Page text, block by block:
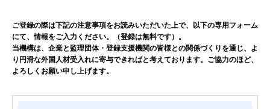
ご登録の際は下記の注意事項をお読みいただいた上で、以下の専用フォーム
にて、情報をご入力ください。（登録は無料です）。
当機構は、企業と監理団体・登録支援機関の皆様との関係づくりを通じ、よ
り円滑な外国人材受入れに寄与できればと考えております。ご協力のほど、
よろしくお願い申し上げます。